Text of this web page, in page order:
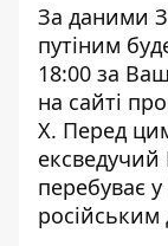
За даними
путіним
18:00 за
на сайті
X. Перед
перебуває